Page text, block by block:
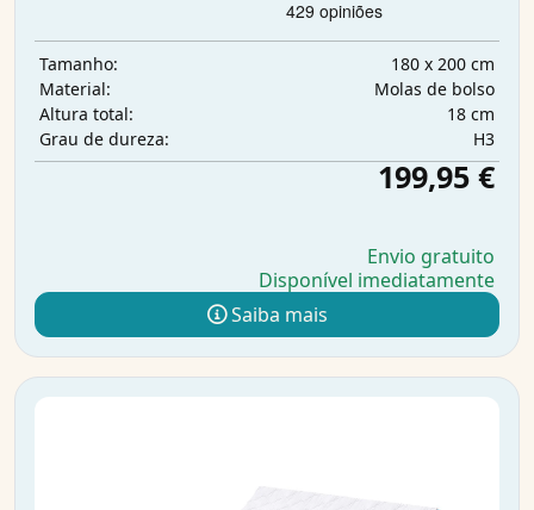
Tamanho:
180 x 200 cm
Material:
Molas de bolso
Altura total:
18 cm
Grau de dureza:
H3
199,95 €
Envio gratuito
Disponível imediatamente
Saiba mais